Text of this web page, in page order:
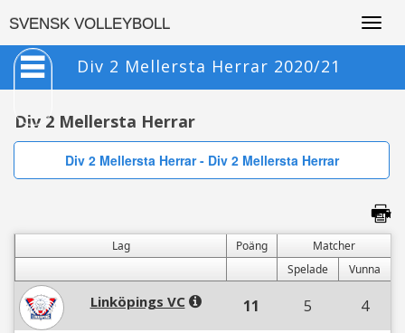
SVENSK VOLLEYBOLL
Div 2 Mellersta Herrar 2020/21
Div 2 Mellersta Herrar
Div 2 Mellersta Herrar - Div 2 Mellersta Herrar
Lag Poäng
Matcher
Spelade
Vunna
Linköpings VC 11 5 4